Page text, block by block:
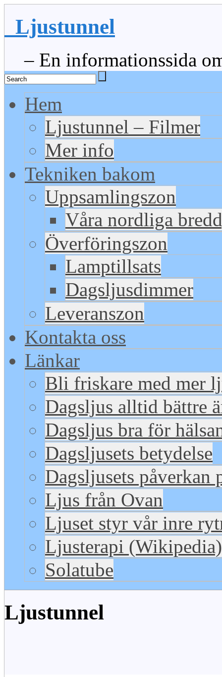
Ljustunnel
– En informationssida
Hem
Ljustunnel – Filmer
Mer info
Tekniken bakom
Uppsamlingszon
Våra nordliga
Överföringszon
Lamptillsats
Dagsljusdimmer
Leveranszon
Kontakta oss
Länkar
Bli friskare med mer
Dagsljus alltid bättre
Dagsljus bra för
Dagsljusets betydelse
Dagsljusets påverkan
Ljus från Ovan
Ljuset styr vår inre
Ljusterapi (Wikipedia)
Solatube
Ljustunnel